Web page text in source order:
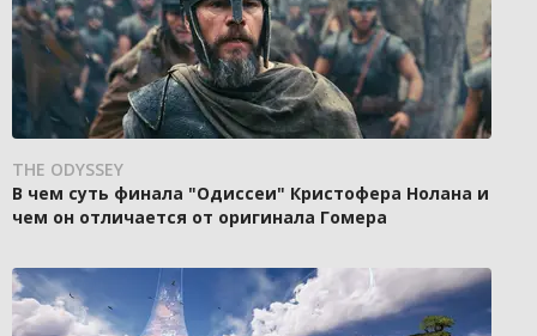
THE ODYSSEY
В чем суть финала "Одиссеи" Кристофера Нолана и
чем он отличается от оригинала Гомера